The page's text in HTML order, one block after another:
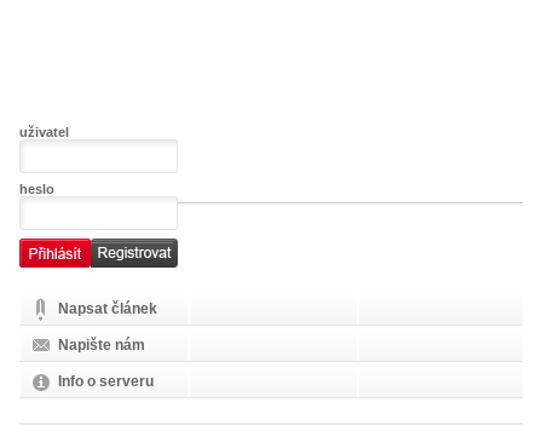
uživatel
heslo
Napsat článek
Napište nám
Info o serveru